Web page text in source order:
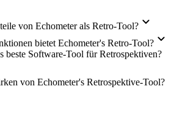
von Echometer als Retro-Tool?
bietet Echometer's Retro-Tool?
beste Software-Tool für Retrospektiven?
von Echometer's Retrospektive-Tool?